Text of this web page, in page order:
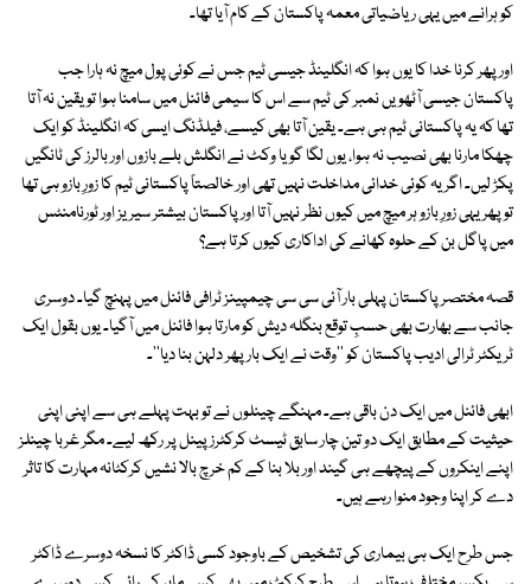
کو ہرانے میں یہی ریاضیاتی معمہ پاکستان کے کام آیا تھا۔
اور پھر کرنا خدا کا یوں ہوا کہ انگلینڈ جیسی ٹیم جس نے کوئی پول میچ نہ ہارا جب
پاکستان جیسی آٹھویں نمبر کی ٹیم سے اس کا سیمی فائنل میں سامنا ہوا تو یقین نہ آتا
تھا کہ یہ پاکستانی ٹیم ہی ہے۔ یقین آتا بھی کیسے، فیلڈنگ ایسی کہ انگلینڈ کو ایک
چھکا مارنا بھی نصیب نہ ہوا، یوں لگا گویا وکٹ نے انگلش بلے بازوں اور بالرز کی ٹانگیں
پکڑ لیں۔ اگر یہ کوئی خدائی مداخلت نہیں تھی اور خالصتاً پاکستانی ٹیم کا زورِ بازو ہی تھا
تو پھر یہی زورِ بازو ہر میچ میں کیوں نظر نہیں آتا اور پاکستان بیشتر سیریز اور ٹورنامنٹس
میں پاگل بن کے حلوہ کھانے کی اداکاری کیوں کرتا ہے؟
قصہ مختصر پاکستان پہلی بار آئی سی سی چیمپینز ٹرافی فائنل میں پہنچ گیا۔ دوسری
جانب سے بھارت بھی حسبِ توقع بنگلہ دیش کو مارتا ہوا فائنل میں آگیا۔ یوں بقول ایک
ٹریکٹر ٹرالی ادیب پاکستان کو ''وقت نے ایک بار پھر دلہن بنا دیا''۔
ابھی فائنل میں ایک دن باقی ہے۔ مہنگے چینلوں نے تو بہت پہلے ہی سے اپنی اپنی
حیثیت کے مطابق ایک دو تین چار سابق ٹیسٹ کرکٹرز پینل پر رکھ لیے۔ مگر غربا چینلز
اپنے اینکروں کے پیچھے ہی گیند اور بلا بنا کے کم خرچ بالا نشیں کرکٹانہ مہارت کا تاثر
دے کر اپنا وجود منوا رہے ہیں۔
جس طرح ایک ہی بیماری کی تشخیص کے باوجود کسی ڈاکٹر کا نسخہ دوسرے ڈاکٹر